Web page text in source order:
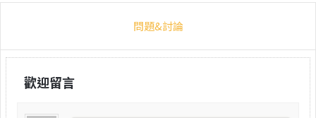
問題&討論
歡迎留言